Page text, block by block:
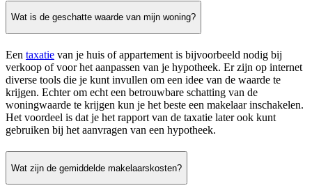
Wat is de geschatte waarde van mijn woning?
Een taxatie van je huis of appartement is bijvoorbeeld nodig bij
verkoop of voor het aanpassen van je hypotheek. Er zijn op internet
diverse tools die je kunt invullen om een idee van de waarde te
krijgen. Echter om echt een betrouwbare schatting van de
woningwaarde te krijgen kun je het beste een makelaar inschakelen.
Het voordeel is dat je het rapport van de taxatie later ook kunt
gebruiken bij het aanvragen van een hypotheek.
Wat zijn de gemiddelde makelaarskosten?